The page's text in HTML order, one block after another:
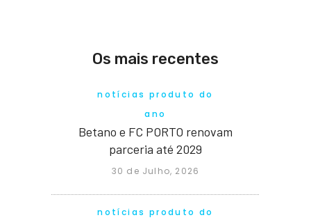
Os mais recentes
notícias produto do
ano
Betano e FC PORTO renovam
parceria até 2029
30 de Julho, 2026
notícias produto do